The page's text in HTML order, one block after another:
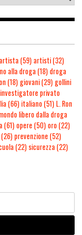
artista (59) artisti(32)
alla droga (18) droga
(18) giovani(29) gollini
investigatore privato
(66) italiano (51) L. Ron
libero dalla droga
(61) opere (50) oro (22)
(26) prevenzione (52)
(22) sicurezza (22)